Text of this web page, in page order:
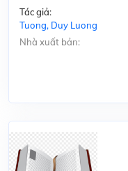
Tác giả:
Tuong, Duy Luong
Nhà xuất bản: